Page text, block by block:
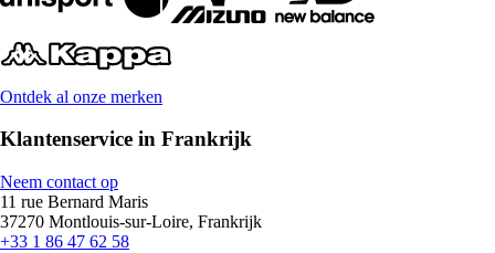
Ontdek al onze merken
Klantenservice in Frankrijk
Neem contact op
11 rue Bernard Maris
37270 Montlouis-sur-Loire, Frankrijk
+33 1 86 47 62 58